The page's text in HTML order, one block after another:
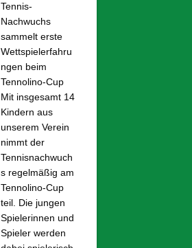
Tennis-
Nachwuchs
sammelt erste
Wettspielerfahru
ngen beim
Tennolino-Cup
Mit insgesamt 14
Kindern aus
unserem Verein
nimmt der
Tennisnachwuch
s regelmäßig am
Tennolino-Cup
teil. Die jungen
Spielerinnen und
Spieler werden